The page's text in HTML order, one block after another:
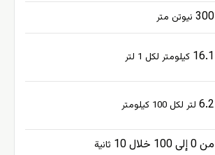
300 نيوتن متر
16.1 كيلومتر لكل 1 لتر
6.2 لتر لكل 100 كيلومتر
من 0 إلى 100 خلال 10 ثانية